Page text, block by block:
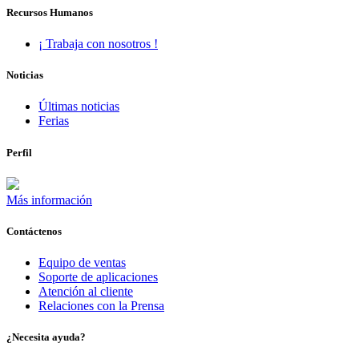
Recursos Humanos
¡ Trabaja con nosotros !
Noticias
Últimas noticias
Ferias
Perfil
Más información
Contáctenos
Equipo de ventas
Soporte de aplicaciones
Atención al cliente
Relaciones con la Prensa
¿Necesita ayuda?